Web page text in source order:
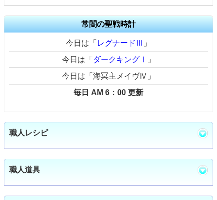
常闇の聖戦時計
今日は「 レグナードⅢ
」
今日は「 ダークキングⅠ
」
今日は「海冥主メイヴⅣ」
毎日 AM 6：00 更新
職人レシピ
職人道具